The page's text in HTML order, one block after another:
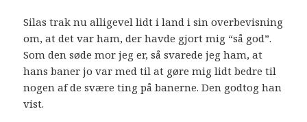
Silas trak nu alligevel lidt i land i sin overbevisning
om, at det var ham, der havde gjort mig “så god”.
Som den søde mor jeg er, så svarede jeg ham, at
hans baner jo var med til at gøre mig lidt bedre til
nogen af de svære ting på banerne. Den godtog han
vist.